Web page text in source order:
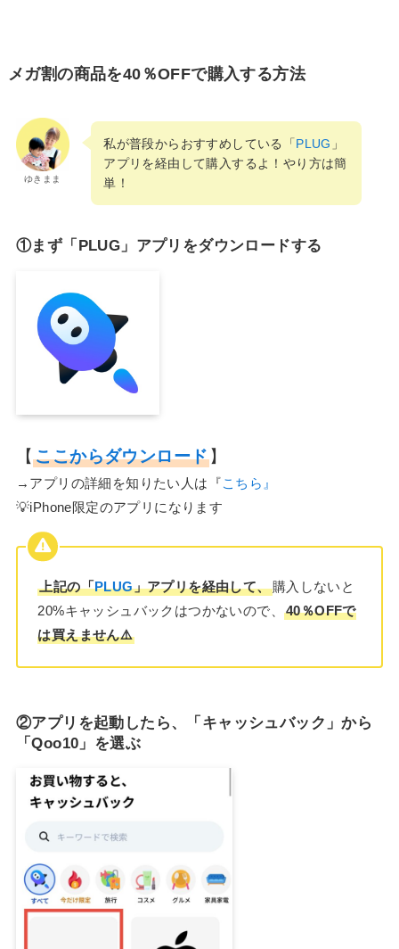
メガ割の商品を40％OFFで購入する方法
ゆきまま
私が普段からおすすめしている「PLUG 」
アプリを経由して購入するよ！やり方は簡
単！
①まず「PLUG」アプリをダウンロードする
【ここからダウンロード 】
→アプリの詳細を知りたい人は『こちら』
💡iPhone限定のアプリになります
上記の「PLUG」アプリを経由して、購入しないと
20%キャッシュバックはつかないので、40％OFFで
は買えません⚠️
②アプリを起動したら、「キャッシュバック」から
「Qoo10」を選ぶ